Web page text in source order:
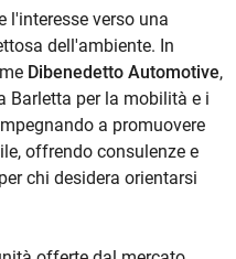
l'interesse verso una
dell'ambiente. In
Dibenedetto Automotive,
Barletta per la mobilità e i
a promuovere
offrendo consulenze e
chi desidera orientarsi